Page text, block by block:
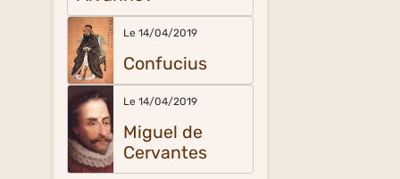
Le 14/04/2019
Confucius
Le 14/04/2019
Miguel de
Cervantes